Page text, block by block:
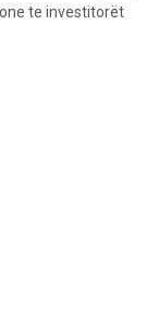
te investitorët